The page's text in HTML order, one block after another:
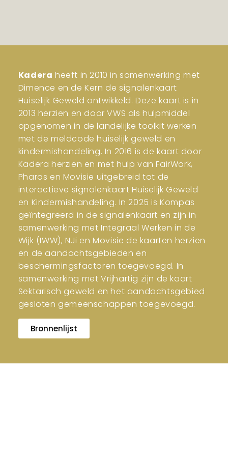
Kadera heeft in 2010 in samenwerking met
Dimence en de Kern de signalenkaart
Huiselijk Geweld ontwikkeld. Deze kaart is in
2013 herzien en door VWS als hulpmiddel
opgenomen in de landelijke toolkit werken
met de meldcode huiselijk geweld en
kindermishandeling. In 2016 is de kaart door
Kadera herzien en met hulp van FairWork,
Pharos en Movisie uitgebreid tot de
interactieve signalenkaart Huiselijk Geweld
en Kindermishandeling. In 2025 is Kompas
geïntegreerd in de signalenkaart en zijn in
samenwerking met Integraal Werken in de
Wijk (IWW), NJi en Movisie de kaarten herzien
en de aandachtsgebieden en
beschermingsfactoren toegevoegd. In
samenwerking met Vrijhartig zijn de kaart
Sektarisch geweld en het aandachtsgebied
gesloten gemeenschappen toegevoegd.
Bronnenlijst